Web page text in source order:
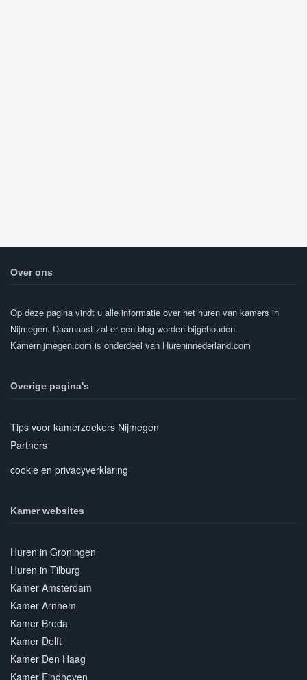
Over ons
Op deze pagina vindt u alle informatie over het huren van kamers in
Nijmegen. Daarnaast zal er een blog worden bijgehouden.
Kamernijmegen.com is onderdeel van Hureninnederland.com
Overige pagina's
Tips voor kamerzoekers Nijmegen
Partners
cookie en privacyverklaring
Kamer websites
Huren in Groningen
Huren in Tilburg
Kamer Amsterdam
Kamer Arnhem
Kamer Breda
Kamer Delft
Kamer Den Haag
Kamer Eindhoven